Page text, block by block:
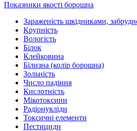
Показники якості борошна
Зараженість шкідниками,
Крупність
Вологість
Білок
Клейковина
Білизна (колір борошна)
Зольність
Число падіння
Кислотність
Мікотоксини
Радіонукліди
Токсичні елементи
Пестициди